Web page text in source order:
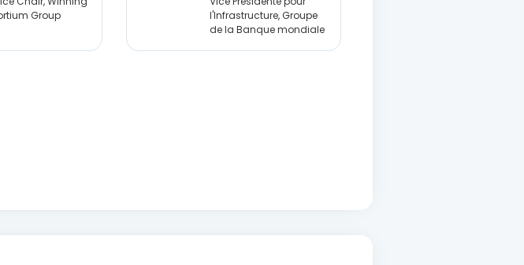
Group
l'Infrastructure, Groupe
de la Banque mondiale